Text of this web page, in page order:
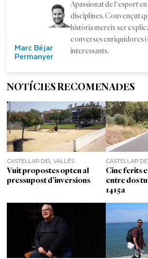
Marc Béjar
Permanyer
Apassionat de l'esport en
disciplines. Convençut
història mereix ser
converses enriquidores i
interessants.
NOTÍCIES RECOMENADES
CASTELLAR DEL VALLÈS
Vuit propostes opten al
pressupost d’inversions
CASTELLAR
Cinc ferits
entre dos
1415a